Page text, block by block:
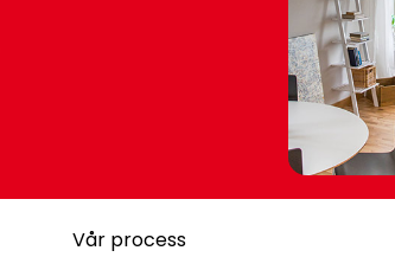
Vår process